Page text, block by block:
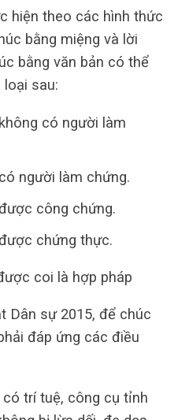
hiện theo các hình thức
bằng miệng và lời
bằng văn bản có thể
sau:
có người làm
người làm chứng.
công chứng.
chứng thực.
coi là hợp pháp
Dân sự 2015, để chúc
đáp ứng các điều
trí tuệ, công cụ tỉnh